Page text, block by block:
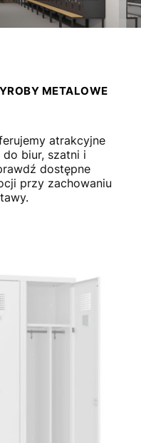
METALOWE
atrakcyjne
biur, szatni i
dostępne
przy zachowaniu